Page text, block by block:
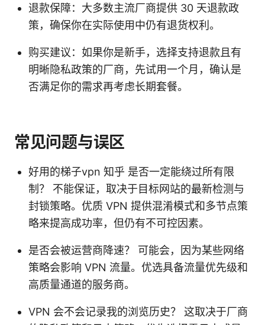
退款保障：大多数主流厂商提供 30 天退款政
策，确保你在实际使用中仍有退货权利。
购买建议：如果你是新手，选择支持退款且有
明晰隐私政策的厂商，先试用一个月，确认是
否满足你的需求再考虑长期套餐。
常见问题与误区
好用的梯子vpn 知乎 是否一定能绕过所有限
制？ 不能保证，取决于目标网站的最新检测与
封锁策略。优质 VPN 提供混淆模式和多节点策
略来提高成功率，但仍有不可控因素。
是否会被运营商降速？ 可能会，因为某些网络
策略会影响 VPN 流量。优选具备流量优先级和
高质量通道的服务商。
VPN 会不会记录我的浏览历史？ 这取决于厂商